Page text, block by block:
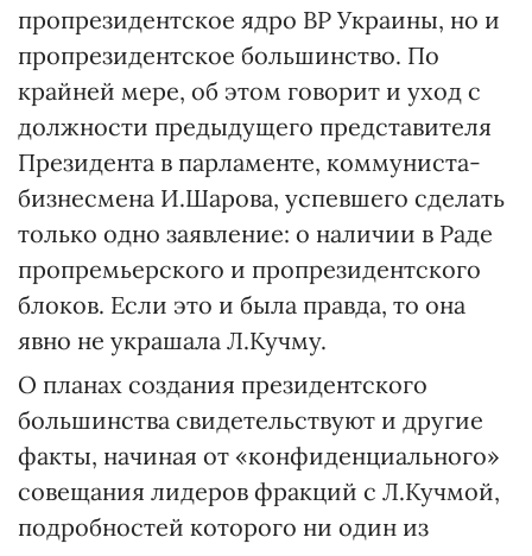
пропрезидентское ядро ВР Украины, но и
пропрезидентское большинство. По
крайней мере, об этом говорит и уход с
должности предыдущего представителя
Президента в парламенте, коммуниста-
бизнесмена И.Шарова, успевшего сделать
только одно заявление: о наличии в Раде
пропремьерского и пропрезидентского
блоков. Если это и была правда, то она
явно не украшала Л.Кучму.
О планах создания президентского
большинства свидетельствуют и другие
факты, начиная от «конфиденциального»
совещания лидеров фракций с Л.Кучмой,
подробностей которого ни один из